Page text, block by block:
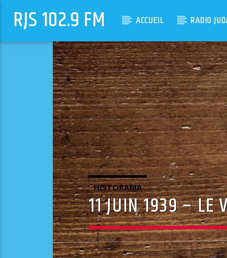
RJS 102.9 FM ACCUEIL RADIO
HISTORAMA
11 JUIN 1939 – LE